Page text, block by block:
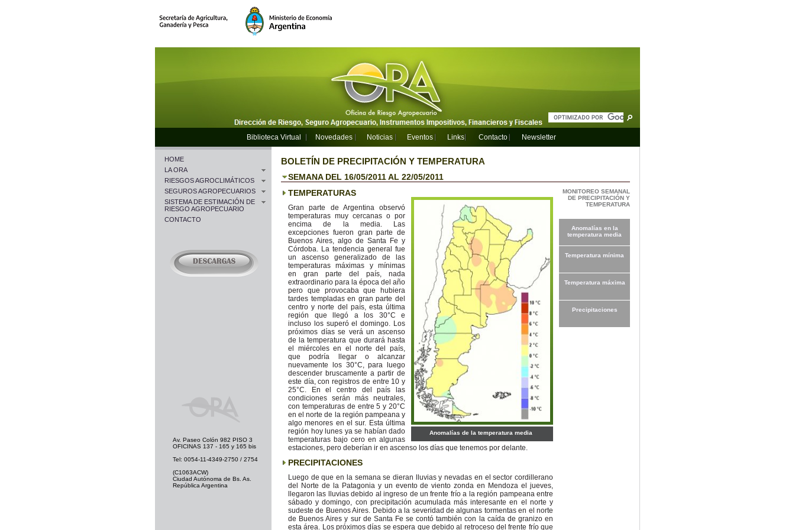
Biblioteca Virtual Novedades Noticias Eventos Links Contacto Newsletter
HOME
LA ORA
RIESGOS AGROCLIMÁTICOS
SEGUROS AGROPECUARIOS
SISTEMA DE ESTIMACIÓN DE
RIESGO AGROPECUARIO
CONTACTO
BOLETÍN DE PRECIPITACIÓN Y TEMPERATURA
SEMANA DEL 16/05/2011 AL 22/05/2011
MONITOREO SEMANAL
DE PRECIPITACIÓN Y
TEMPERATURA
Anomalías en la
temperatura media
Temperatura mínima
Temperatura máxima
Precipitaciones
Anomalías de la temperatura media
TEMPERATURAS
Gran parte de Argentina observó
temperaturas muy cercanas o por
encima de la media. Las
excepciones fueron gran parte de
Buenos Aires, algo de Santa Fe y
Córdoba. La tendencia general fue
un ascenso generalizado de las
temperaturas máximas y mínimas
en gran parte del país, nada
extraordinario para la época del año
pero que provocaba que hubiera
tardes templadas en gran parte del
centro y norte del país, esta última
región que llegó a los 30°C e
incluso los superó el domingo. Los
próximos días se verá un ascenso
de la temperatura que durará hasta
el miércoles en el norte del país,
que podría llegar o alcanzar
nuevamente los 30°C, para luego
descender bruscamente a partir de
este día, con registros de entre 10 y
25°C. En el centro del país las
condiciones serán más neutrales,
con temperaturas de entre 5 y 20°C
en el norte de la región pampeana y
algo menores en el sur. Esta última
región hoy lunes ya se habían dado
temperaturas bajo cero en algunas
estaciones, pero deberían ir en ascenso los días que tenemos por delante.
PRECIPITACIONES
Luego de que en la semana se dieran lluvias y nevadas en el sector cordillerano
del Norte de la Patagonia y un evento de viento zonda en Mendoza el jueves,
llegaron las lluvias debido al ingreso de un frente frío a la región pampeana entre
sábado y domingo, con precipitación acumulada más interesante en el norte y
sudeste de Buenos Aires. Debido a la severidad de algunas tormentas en el norte
de Buenos Aires y sur de Santa Fe se contó también con la caída de granizo en
esta área. Los próximos días se espera que debido al retroceso del frente frío que
Av. Paseo Colón 982 PISO 3
OFICINAS 137 - 165 y 165 bis
Tel: 0054-11-4349-2750 / 2754
(C1063ACW)
Ciudad Autónoma de Bs. As.
República Argentina